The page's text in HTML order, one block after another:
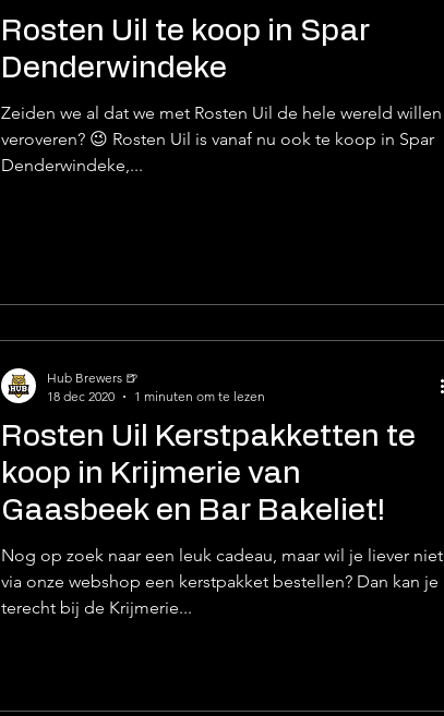
Rosten Uil te koop in Spar
Denderwindeke
Zeiden we al dat we met Rosten Uil de hele wereld willen
veroveren? 😉 Rosten Uil is vanaf nu ook te koop in Spar
Denderwindeke,...
Rosten Uil Kerstpakketten te
koop in Krijmerie van
Gaasbeek en Bar Bakeliet!
Nog op zoek naar een leuk cadeau, maar wil je liever niet
via onze webshop een kerstpakket bestellen? Dan kan je
terecht bij de Krijmerie...
Hub Brewers 🍺
18 dec 2020
1 minuten om te lezen